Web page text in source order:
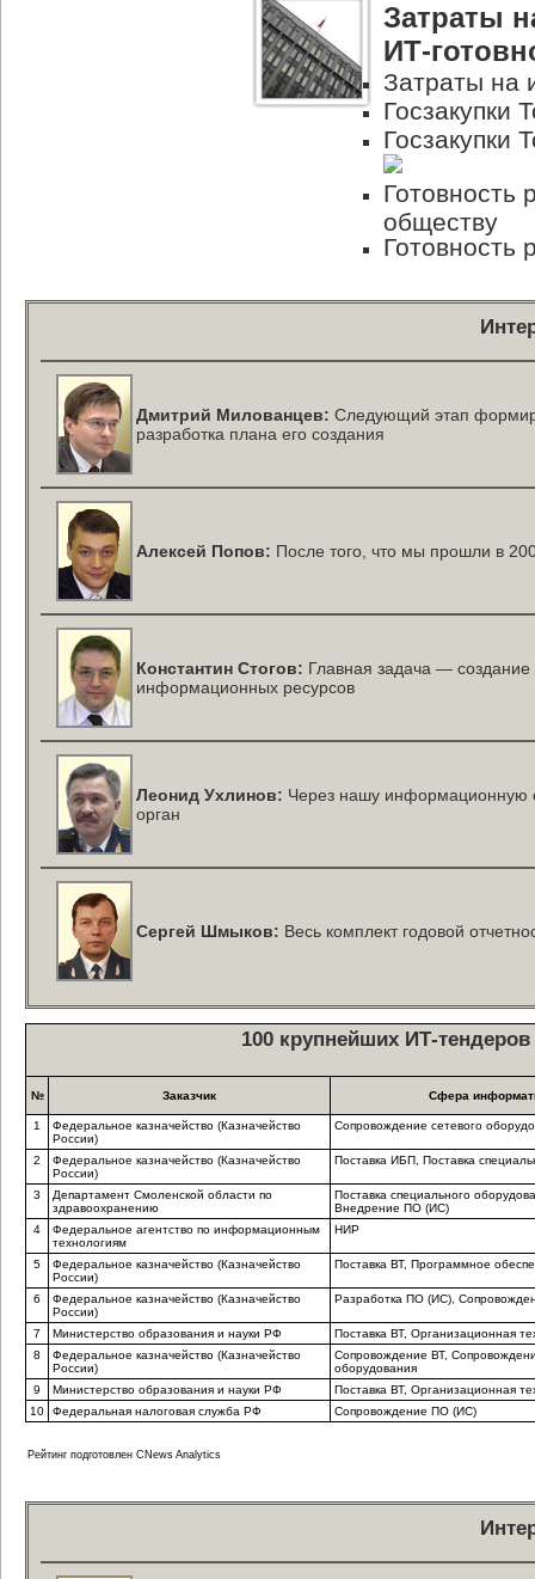
Затраты
ИТ-
Затраты на
Госзакупки
Госзакупки
Готовность
обществу
Готовность
Дмитрий Милованцев: Следующий этап
разработка плана его создания
Алексей Попов: После того, что мы прошли в
Константин Стогов: Главная задача —
информационных ресурсов
Леонид Ухлинов: Через нашу информационную
орган
Сергей Шмыков: Весь комплект годовой
100 крупнейших ИТ-
№ Заказчик Сфера
1
Федеральное казначейство (Казначейство
России)
Сопровождение сетевого
2
Федеральное казначейство (Казначейство
России)
Поставка ИБП, Поставка
3
Департамент Смоленской области по
здравоохранению
Поставка специального
Внедрение ПО (ИС)
4
Федеральное агентство по информационным
технологиям
НИР
5
Федеральное казначейство (Казначейство
России)
Поставка ВТ, Программное
6
Федеральное казначейство (Казначейство
России)
Разработка ПО (ИС),
7 Министерство образования и науки РФ
Поставка ВТ, Организационная
8
Федеральное казначейство (Казначейство
России)
Сопровождение ВТ,
оборудования
9
Министерство образования и науки РФ
Поставка ВТ, Организационная
10
Федеральная налоговая служба РФ Сопровождение ПО (ИС)
Рейтинг подготовлен CNews Analytics